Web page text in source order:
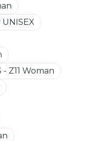
UNISEX
- Z11 Woman